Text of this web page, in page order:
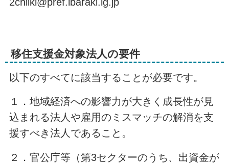
移住支援金対象法人の要件
以下のすべてに該当することが必要です。
１．地域経済への影響力が大きく成長性が見
込まれる法人や雇用のミスマッチの解消を支
援すべき法人であること。
２．官公庁等（第3セクターのうち、出資金が